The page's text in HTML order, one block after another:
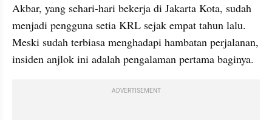
Akbar, yang sehari-hari bekerja di Jakarta Kota, sudah
menjadi pengguna setia KRL sejak empat tahun lalu.
Meski sudah terbiasa menghadapi hambatan perjalanan,
insiden anjlok ini adalah pengalaman pertama baginya.
ADVERTISEMENT